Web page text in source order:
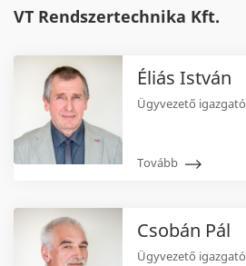
VT Rendszertechnika Kft.
Éliás István
Ügyvezető igazgató
Tovább
Csobán Pál
Ügyvezető igazgató